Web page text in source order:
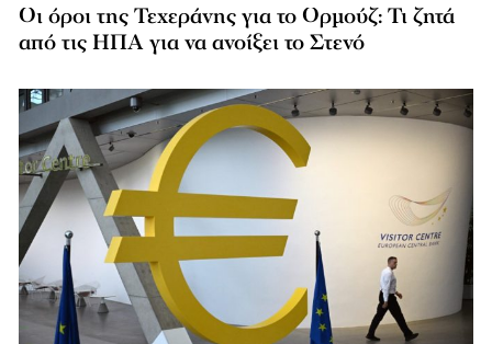
Οι όροι της Τεχεράνης για το Ορμούζ: Τι ζητά
από τις ΗΠΑ για να ανοίξει το Στενό